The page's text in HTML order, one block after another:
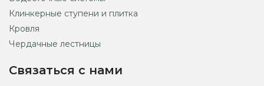
Клинкерные ступени и плитка
Кровля
Чердачные лестницы
Связаться с нами